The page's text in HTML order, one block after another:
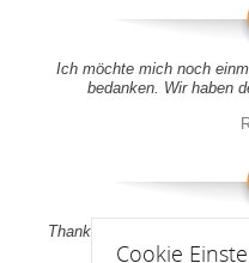
Ich möchte mich noch
bedanken. Wir haben
Thank you all for your
Cookie